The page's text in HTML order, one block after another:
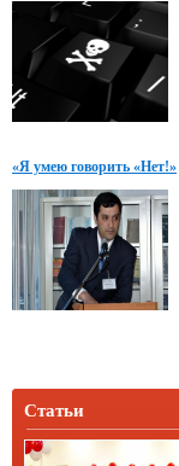
«Я умею говорить «Нет!»
Статьи